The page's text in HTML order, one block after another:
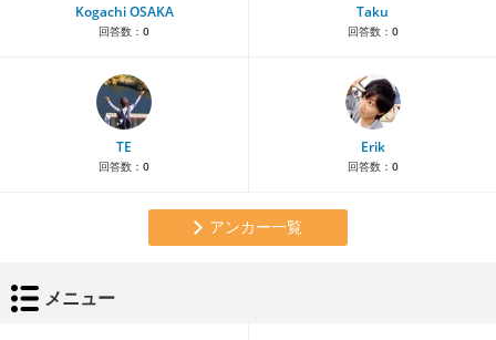
Kogachi OSAKA
回答数： 0
Taku
回答数： 0
TE
回答数： 0
Erik
回答数： 0
アンカー一覧
メニュー